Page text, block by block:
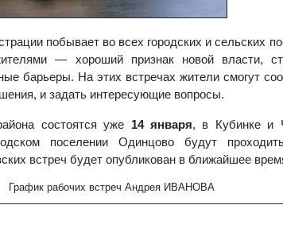
побывает во всех городских и сельских
— хороший признак новой власти,
барьеры. На этих встречах жители смогут
и задать интересующие вопросы.
состоятся уже 14 января, в Кубинке и
поселении Одинцово будут
встреч будет опубликован в ближайшее
График рабочих встреч Андрея ИВАНОВА